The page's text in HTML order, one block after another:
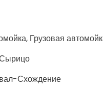
Грузовая
Схождение